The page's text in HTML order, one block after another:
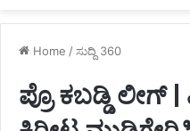
Home /ಸುದ್ದಿ 360
ಪ್ರೊ ಕಬಡ್ಡಿ ಲೀಗ್